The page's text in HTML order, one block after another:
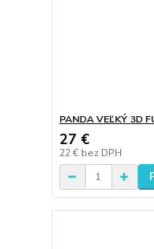
PANDA VEĽKÝ 3D
27 €
22 € bez DPH